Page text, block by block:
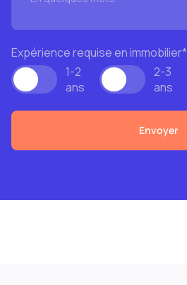
Expérience requise en immobilier*
1-2
ans
2-3
ans